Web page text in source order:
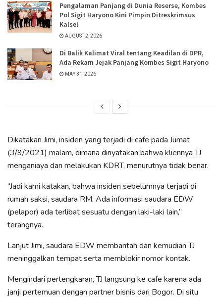
Pengalaman Panjang di Dunia Reserse, Kombes
Pol Sigit Haryono Kini Pimpin Ditreskrimsus
Kalsel
AUGUST 2, 2026
Di Balik Kalimat Viral tentang Keadilan di DPR,
Ada Rekam Jejak Panjang Kombes Sigit Haryono
MAY 31, 2026
Dikatakan Jimi, insiden yang terjadi di cafe pada Jumat
(3/9/2021) malam, dimana dinyatakan bahwa kliennya TJ
menganiaya dan melakukan KDRT, menurutnya tidak benar.
“Jadi kami katakan, bahwa insiden sebelumnya terjadi di
rumah saksi, saudara RM. Ada informasi saudara EDW
(pelapor) ada terlibat sesuatu dengan laki-laki lain,”
terangnya.
Lanjut Jimi, saudara EDW membantah dan kemudian TJ
meninggalkan tempat serta memblokir nomor kontak.
Mengindari pertengkaran, TJ langsung ke cafe karena ada
janji pertemuan dengan partner bisnis dari Bogor. Di situ